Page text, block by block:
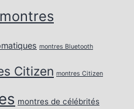
montres
montres Bluetooth
Citizen montres Citizen
montres de célébrités